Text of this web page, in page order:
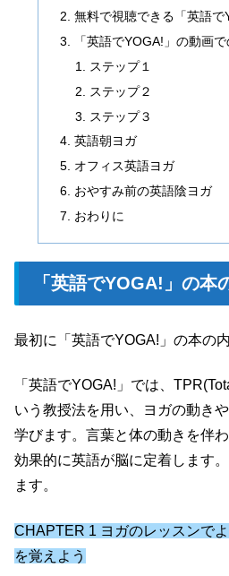
無料で視聴できる「英語
「英語でYOGA!」の動画
ステップ１
ステップ２
ステップ３
英語朝ヨガ
オフィス英語ヨガ
おやすみ前の英語陰ヨガ
おわりに
「英語でYOGA!」の本
最初に「英語でYOGA!」の本の
「英語でYOGA!」では、
いう教授法を用い、ヨガの動き
学びます。言葉と体の動きを伴
効果的に英語が脳に定着します
ます。
CHAPTER 1 ヨガのレッスンで
を覚えよう